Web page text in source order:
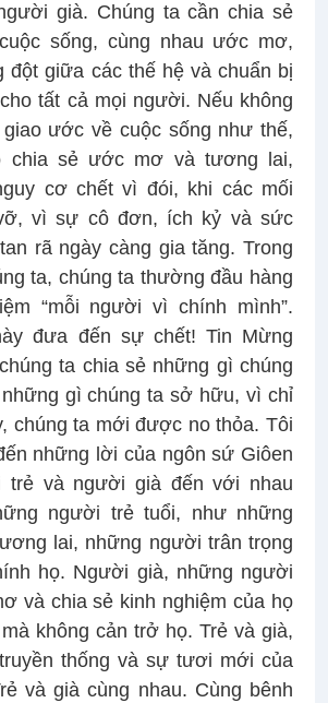
già. Chúng ta cần chia sẻ
sống, cùng nhau ước mơ,
đột giữa các thế hệ và chuẩn bị
tất cả mọi người. Nếu không
ước về cuộc sống như thế,
chia sẻ ước mơ và tương lai,
cơ chết vì đói, khi các mối
vì sự cô đơn, ích kỷ và sức
rã ngày càng gia tăng. Trong
ta, chúng ta thường đầu hàng
“mỗi người vì chính mình”.
đưa đến sự chết! Tin Mừng
ta chia sẻ những gì chúng
gì chúng ta sở hữu, vì chỉ
chúng ta mới được no thỏa. Tôi
những lời của ngôn sứ Giôen
trẻ và người già đến với nhau
người trẻ tuổi, như những
lai, những người trân trọng
họ. Người già, những người
và chia sẻ kinh nghiệm của họ
không cản trở họ. Trẻ và già,
thống và sự tươi mới của
và già cùng nhau. Cùng bênh